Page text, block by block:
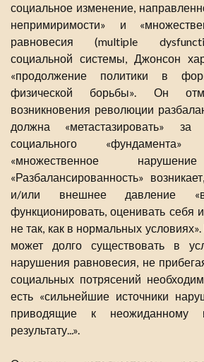
социальное изменение,
непримиримости» и
равновесия (multiple
социальной системы, Джонсон
«продолжение политики в
физической борьбы». Он
возникновения революции
должна «метастазировать»
социального
«множественное
«Разбалансированность»
и/или внешнее давление
функционировать, оценивать себя
не так, как в нормальных
может долго существовать в
нарушения равновесия, не
социальных потрясений
есть «сильнейшие источники
приводящие к неожиданному
результату...».